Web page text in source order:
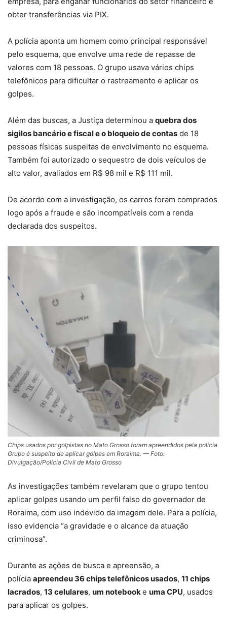
obter transferências via PIX.
A polícia aponta um homem como principal responsável
pelo esquema, que envolve uma rede de repasse de
valores com 18 pessoas. O grupo usava vários chips
telefônicos para dificultar o rastreamento e aplicar os
golpes.
Além das buscas, a Justiça determinou a quebra dos
sigilos bancário e fiscal e o bloqueio de contas de 18
pessoas físicas suspeitas de envolvimento no esquema.
Também foi autorizado o sequestro de dois veículos de
alto valor, avaliados em R$ 98 mil e R$ 111 mil.
De acordo com a investigação, os carros foram comprados
logo após a fraude e são incompatíveis com a renda
declarada dos suspeitos.
Chips usados por golpistas no Mato Grosso foram apreendidos pela polícia.
Grupo é suspeito de aplicar golpes em Roraima. — Foto:
Divulgação/Polícia Civil de Mato Grosso
As investigações também revelaram que o grupo tentou
aplicar golpes usando um perfil falso do governador de
Roraima, com uso indevido da imagem dele. Para a polícia,
isso evidencia “a gravidade e o alcance da atuação
criminosa”.
Durante as ações de busca e apreensão, a
polícia apreendeu 36 chips telefônicos usados, 11 chips
lacrados, 13 celulares, um notebook e uma CPU, usados
para aplicar os golpes.